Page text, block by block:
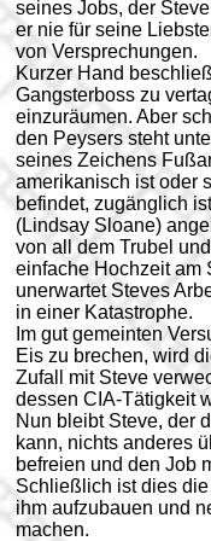
seines Jobs, der
er nie für seine
von Versprechungen.
Kurzer Hand
Gangsterboss zu
einzuräumen. Aber
den Peysers steht
seines Zeichens
amerikanisch ist oder
befindet, zugänglich
(Lindsay Sloane)
von all dem Trubel
einfache Hochzeit am
unerwartet Steves
in einer Katastrophe.
Im gut gemeinten
Eis zu brechen, wird
Zufall mit Steve
dessen CIA-Tätigkeit
Nun bleibt Steve, der
kann, nichts anderes
befreien und den Job
Schließlich ist dies
ihm aufzubauen und
machen.